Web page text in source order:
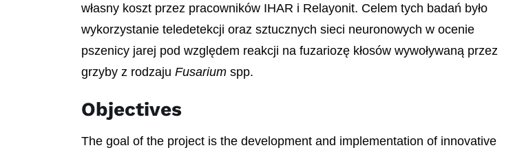
własny koszt przez pracowników IHAR i Relayonit. Celem tych badań było
wykorzystanie teledetekcji oraz sztucznych sieci neuronowych w ocenie
pszenicy jarej pod względem reakcji na fuzariozę kłosów wywoływaną przez
grzyby z rodzaju Fusarium spp.
Objectives
The goal of the project is the development and implementation of innovative